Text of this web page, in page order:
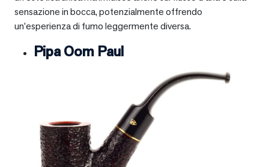
sensazione in bocca, potenzialmente offrendo
un’esperienza di fumo leggermente diversa.
Pipa Oom Paul